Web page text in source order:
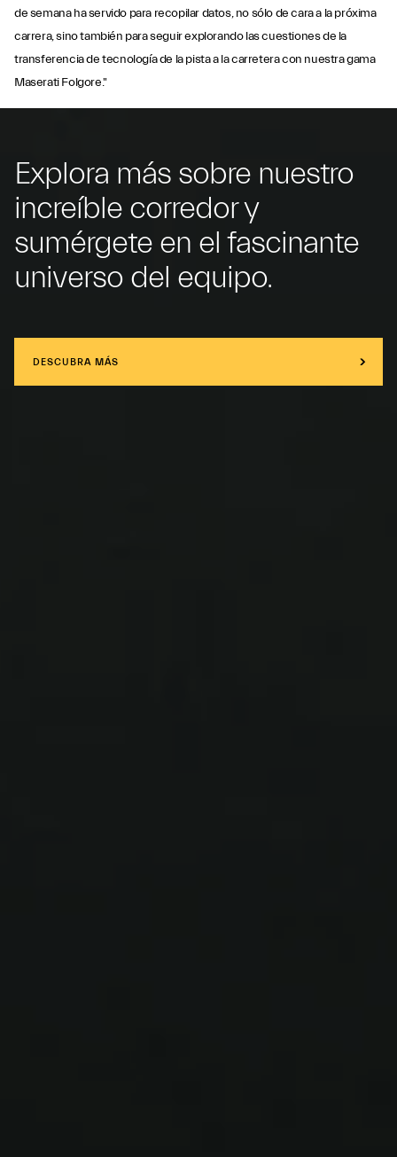
de semana ha servido para recopilar datos, no sólo de cara a la próxima
carrera, sino también para seguir explorando las cuestiones de la
transferencia de tecnología de la pista a la carretera con nuestra gama
Maserati Folgore."
Explora más sobre nuestro
increíble corredor y
sumérgete en el fascinante
universo del equipo.
DESCUBRA MÁS